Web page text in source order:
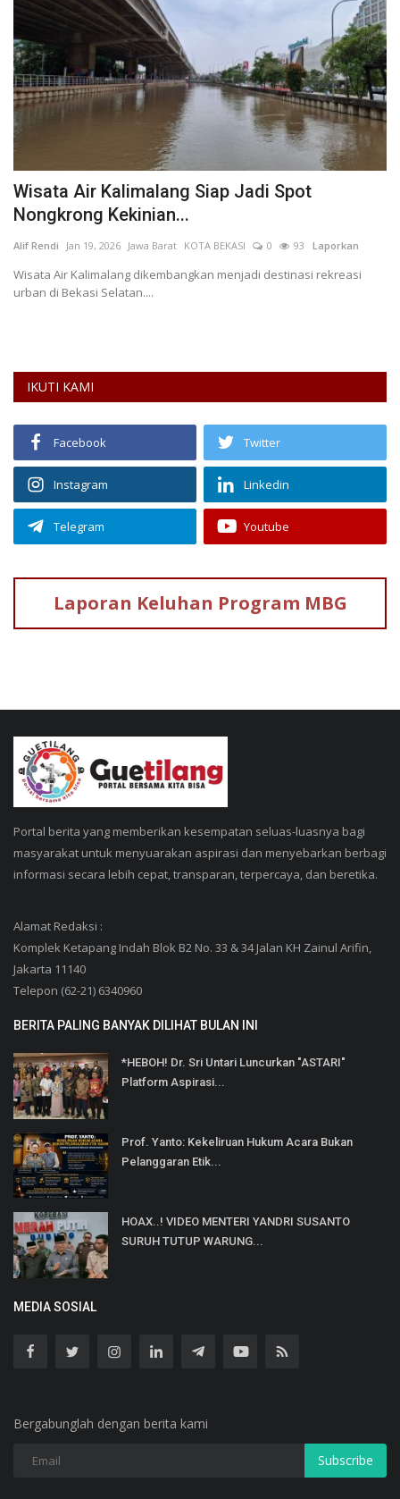
Wisata Air Kalimalang Siap Jadi Spot
Nongkrong Kekinian...
Alif Rendi Jan 19, 2026 Jawa Barat KOTA BEKASI 0 93 Laporkan
Wisata Air Kalimalang dikembangkan menjadi destinasi rekreasi
urban di Bekasi Selatan....
IKUTI KAMI
Facebook Twitter
Instagram Linkedin
Telegram Youtube
Laporan Keluhan Program MBG
Portal berita yang memberikan kesempatan seluas-luasnya bagi
masyarakat untuk menyuarakan aspirasi dan menyebarkan berbagi
informasi secara lebih cepat, transparan, terpercaya, dan beretika.
Alamat Redaksi :
Komplek Ketapang Indah Blok B2 No. 33 & 34 Jalan KH Zainul Arifin,
Jakarta 11140
Telepon (62-21) 6340960
BERITA PALING BANYAK DILIHAT BULAN INI
*HEBOH! Dr. Sri Untari Luncurkan "ASTARI"
Platform Aspirasi...
Prof. Yanto: Kekeliruan Hukum Acara Bukan
Pelanggaran Etik...
HOAX..! VIDEO MENTERI YANDRI SUSANTO
SURUH TUTUP WARUNG...
MEDIA SOSIAL
Bergabunglah dengan berita kami
Subscribe